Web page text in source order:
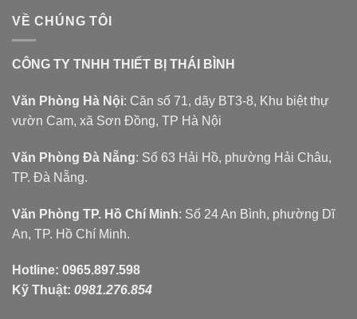
VỀ CHÚNG TÔI
CÔNG TY TNHH THIẾT BỊ THÁI BÌNH
Văn Phòng Hà Nội: Căn số 71, dãy BT3-8, Khu biệt thự
vườn Cam, xã Sơn Đồng, TP Hà Nội
Văn Phòng Đà Nẵng: Số 63 Hải Hồ, phường Hải Châu,
TP. Đà Nẵng.
Văn Phòng TP. Hồ Chí Minh: Số 24 An Bình, phường Dĩ
An, TP. Hồ Chí Minh.
Hotline: 0965.897.598
Kỹ Thuật: 0981.276.854